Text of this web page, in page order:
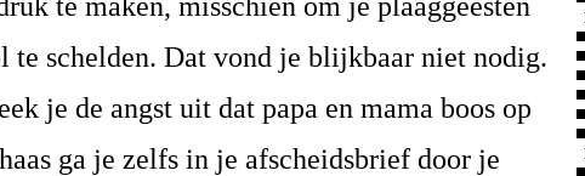
te schelden. Dat vond je blijkbaar niet nodig.
je de angst uit dat papa en mama boos op
ga je zelfs in je afscheidsbrief door je